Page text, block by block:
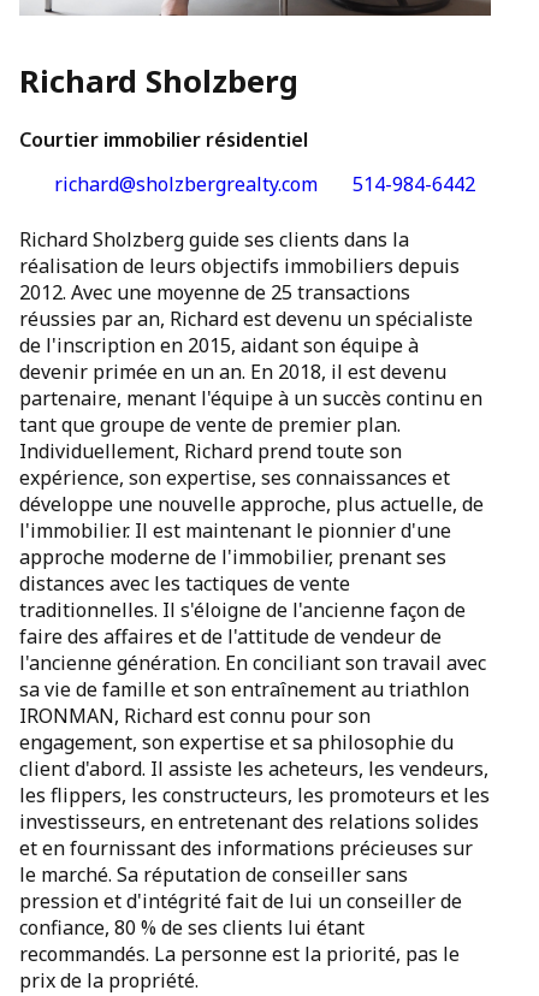
Richard Sholzberg
Courtier immobilier résidentiel
richard@sholzbergrealty.com
514-984-6442
Richard Sholzberg guide ses clients dans la
réalisation de leurs objectifs immobiliers depuis
2012. Avec une moyenne de 25 transactions
réussies par an, Richard est devenu un spécialiste
de l'inscription en 2015, aidant son équipe à
devenir primée en un an. En 2018, il est devenu
partenaire, menant l'équipe à un succès continu en
tant que groupe de vente de premier plan.
Individuellement, Richard prend toute son
expérience, son expertise, ses connaissances et
développe une nouvelle approche, plus actuelle, de
l'immobilier. Il est maintenant le pionnier d'une
approche moderne de l'immobilier, prenant ses
distances avec les tactiques de vente
traditionnelles. Il s'éloigne de l'ancienne façon de
faire des affaires et de l'attitude de vendeur de
l'ancienne génération. En conciliant son travail avec
sa vie de famille et son entraînement au triathlon
IRONMAN, Richard est connu pour son
engagement, son expertise et sa philosophie du
client d'abord. Il assiste les acheteurs, les vendeurs,
les flippers, les constructeurs, les promoteurs et les
investisseurs, en entretenant des relations solides
et en fournissant des informations précieuses sur
le marché. Sa réputation de conseiller sans
pression et d'intégrité fait de lui un conseiller de
confiance, 80 % de ses clients lui étant
recommandés. La personne est la priorité, pas le
prix de la propriété.